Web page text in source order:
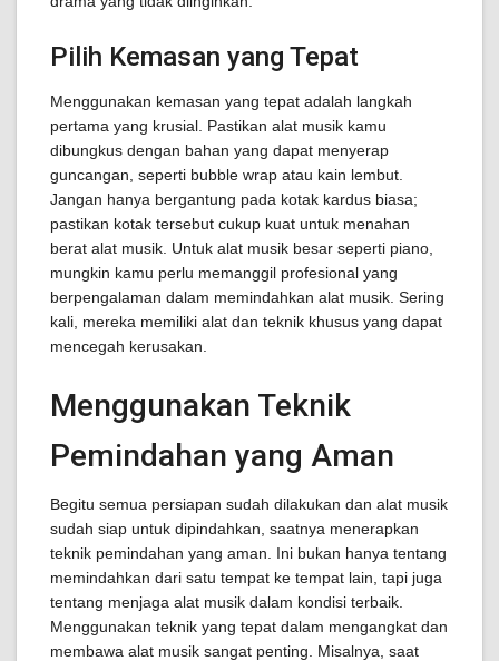
Pilih Kemasan yang Tepat
Menggunakan kemasan yang tepat adalah langkah
pertama yang krusial. Pastikan alat musik kamu
dibungkus dengan bahan yang dapat menyerap
guncangan, seperti bubble wrap atau kain lembut.
Jangan hanya bergantung pada kotak kardus biasa;
pastikan kotak tersebut cukup kuat untuk menahan
berat alat musik. Untuk alat musik besar seperti piano,
mungkin kamu perlu memanggil profesional yang
berpengalaman dalam memindahkan alat musik. Sering
kali, mereka memiliki alat dan teknik khusus yang dapat
mencegah kerusakan.
Menggunakan Teknik
Pemindahan yang Aman
Begitu semua persiapan sudah dilakukan dan alat musik
sudah siap untuk dipindahkan, saatnya menerapkan
teknik pemindahan yang aman. Ini bukan hanya tentang
memindahkan dari satu tempat ke tempat lain, tapi juga
tentang menjaga alat musik dalam kondisi terbaik.
Menggunakan teknik yang tepat dalam mengangkat dan
membawa alat musik sangat penting. Misalnya, saat